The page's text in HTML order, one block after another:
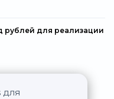
для
рублей для реализации